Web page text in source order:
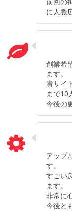
に人脈
創業希
ます。
貴サイ
まで10
今後の
アップ
す。
すごい
ます。
非常に
今後と